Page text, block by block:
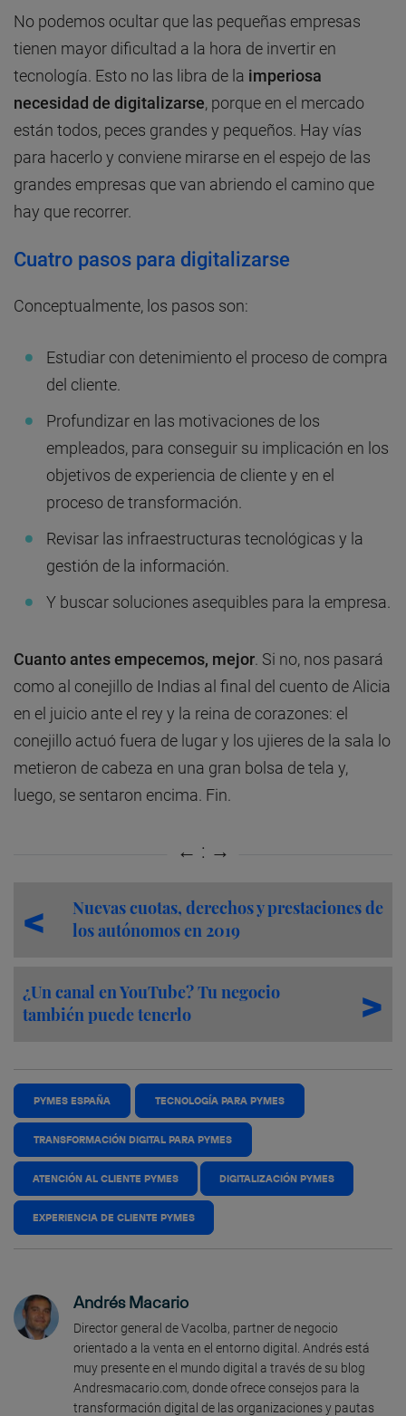
No podemos ocultar que las pequeñas empresas
tienen mayor dificultad a la hora de invertir en
tecnología. Esto no las libra de la imperiosa
necesidad de digitalizarse, porque en el mercado
están todos, peces grandes y pequeños. Hay vías
para hacerlo y conviene mirarse en el espejo de las
grandes empresas que van abriendo el camino que
hay que recorrer.
Cuatro pasos para digitalizarse
Conceptualmente, los pasos son:
Estudiar con detenimiento el proceso de compra
del cliente.
Profundizar en las motivaciones de los
empleados, para conseguir su implicación en los
objetivos de experiencia de cliente y en el
proceso de transformación.
Revisar las infraestructuras tecnológicas y la
gestión de la información.
Y buscar soluciones asequibles para la empresa.
Cuanto antes empecemos, mejor . Si no, nos pasará
como al conejillo de Indias al final del cuento de Alicia
en el juicio ante el rey y la reina de corazones: el
conejillo actuó fuera de lugar y los ujieres de la sala lo
metieron de cabeza en una gran bolsa de tela y,
luego, se sentaron encima. Fin.
Nuevas cuotas, derechos y prestaciones de
los autónomos en 2019
¿Un canal en YouTube? Tu negocio
también puede tenerlo
PYMES ESPAÑA TECNOLOGÍA PARA PYMES
TRANSFORMACIÓN DIGITAL PARA PYMES
ATENCIÓN AL CLIENTE PYMES DIGITALIZACIÓN PYMES
EXPERIENCIA DE CLIENTE PYMES
Andrés Macario
Director general de Vacolba, partner de negocio
orientado a la venta en el entorno digital. Andrés está
muy presente en el mundo digital a través de su blog
Andresmacario.com, donde ofrece consejos para la
transformación digital de las organizaciones y pautas